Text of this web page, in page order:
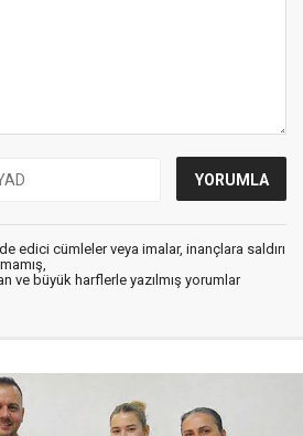
edici cümleler veya imalar, inançlara saldırı
ve büyük harflerle yazılmış yorumlar